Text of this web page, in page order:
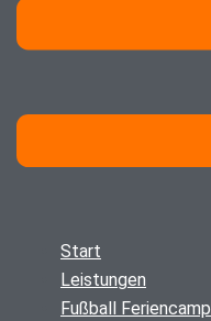
Start
Leistungen
Fußball Feriencamp